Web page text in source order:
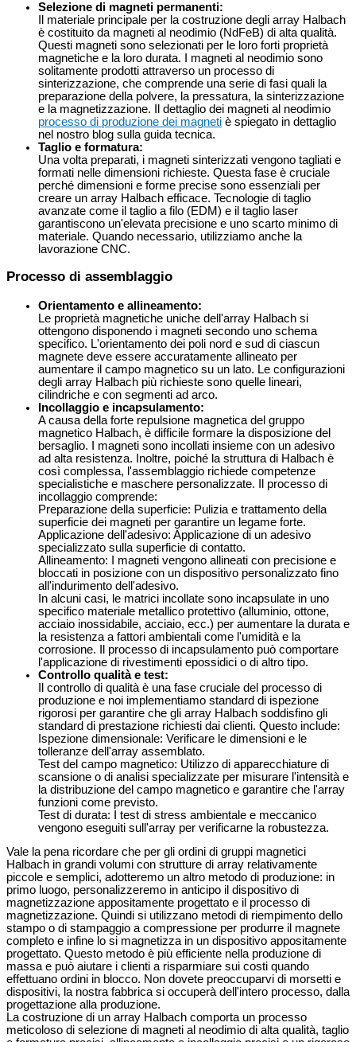
Selezione di magneti permanenti:
Il materiale principale per la costruzione degli array Halbach
è costituito da magneti al neodimio (NdFeB) di alta qualità.
Questi magneti sono selezionati per le loro forti proprietà
magnetiche e la loro durata. I magneti al neodimio sono
solitamente prodotti attraverso un processo di
sinterizzazione, che comprende una serie di fasi quali la
preparazione della polvere, la pressatura, la sinterizzazione
e la magnetizzazione. Il dettaglio dei magneti al neodimio
processo di produzione dei magneti è spiegato in dettaglio
nel nostro blog sulla guida tecnica.
Taglio e formatura:
Una volta preparati, i magneti sinterizzati vengono tagliati e
formati nelle dimensioni richieste. Questa fase è cruciale
perché dimensioni e forme precise sono essenziali per
creare un array Halbach efficace. Tecnologie di taglio
avanzate come il taglio a filo (EDM) e il taglio laser
garantiscono un'elevata precisione e uno scarto minimo di
materiale. Quando necessario, utilizziamo anche la
lavorazione CNC.
Processo di assemblaggio
Orientamento e allineamento:
Le proprietà magnetiche uniche dell'array Halbach si
ottengono disponendo i magneti secondo uno schema
specifico. L'orientamento dei poli nord e sud di ciascun
magnete deve essere accuratamente allineato per
aumentare il campo magnetico su un lato. Le configurazioni
degli array Halbach più richieste sono quelle lineari,
cilindriche e con segmenti ad arco.
Incollaggio e incapsulamento:
A causa della forte repulsione magnetica del gruppo
magnetico Halbach, è difficile formare la disposizione del
bersaglio. I magneti sono incollati insieme con un adesivo
ad alta resistenza. Inoltre, poiché la struttura di Halbach è
così complessa, l'assemblaggio richiede competenze
specialistiche e maschere personalizzate. Il processo di
incollaggio comprende:
Preparazione della superficie: Pulizia e trattamento della
superficie dei magneti per garantire un legame forte.
Applicazione dell'adesivo: Applicazione di un adesivo
specializzato sulla superficie di contatto.
Allineamento: I magneti vengono allineati con precisione e
bloccati in posizione con un dispositivo personalizzato fino
all'indurimento dell'adesivo.
In alcuni casi, le matrici incollate sono incapsulate in uno
specifico materiale metallico protettivo (alluminio, ottone,
acciaio inossidabile, acciaio, ecc.) per aumentare la durata e
la resistenza a fattori ambientali come l'umidità e la
corrosione. Il processo di incapsulamento può comportare
l'applicazione di rivestimenti epossidici o di altro tipo.
Controllo qualità e test:
Il controllo di qualità è una fase cruciale del processo di
produzione e noi implementiamo standard di ispezione
rigorosi per garantire che gli array Halbach soddisfino gli
standard di prestazione richiesti dai clienti. Questo include:
Ispezione dimensionale: Verificare le dimensioni e le
tolleranze dell'array assemblato.
Test del campo magnetico: Utilizzo di apparecchiature di
scansione o di analisi specializzate per misurare l'intensità e
la distribuzione del campo magnetico e garantire che l'array
funzioni come previsto.
Test di durata: I test di stress ambientale e meccanico
vengono eseguiti sull'array per verificarne la robustezza.
Vale la pena ricordare che per gli ordini di gruppi magnetici
Halbach in grandi volumi con strutture di array relativamente
piccole e semplici, adotteremo un altro metodo di produzione: in
primo luogo, personalizzeremo in anticipo il dispositivo di
magnetizzazione appositamente progettato e il processo di
magnetizzazione. Quindi si utilizzano metodi di riempimento dello
stampo o di stampaggio a compressione per produrre il magnete
completo e infine lo si magnetizza in un dispositivo appositamente
progettato. Questo metodo è più efficiente nella produzione di
massa e può aiutare i clienti a risparmiare sui costi quando
effettuano ordini in blocco. Non dovete preoccuparvi di morsetti e
dispositivi, la nostra fabbrica si occuperà dell'intero processo, dalla
progettazione alla produzione.
La costruzione di un array Halbach comporta un processo
meticoloso di selezione di magneti al neodimio di alta qualità, taglio